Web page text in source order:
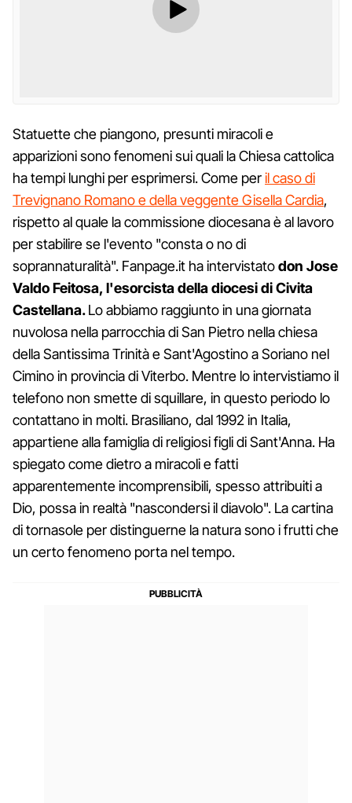
Statuette che piangono, presunti miracoli e
apparizioni sono fenomeni sui quali la Chiesa cattolica
ha tempi lunghi per esprimersi. Come peril caso di
Trevignano Romano e della veggente Gisella Cardia,
rispetto al quale la commissione diocesana è al lavoro
per stabilire se l'evento "consta o no di
soprannaturalità". Fanpage.it ha intervistatodon Jose
Valdo Feitosa, l'esorcista della diocesi di Civita
Castellana.Lo abbiamo raggiunto in una giornata
nuvolosa nella parrocchia di San Pietro nella chiesa
della Santissima Trinità e Sant'Agostino a Soriano nel
Cimino in provincia di Viterbo. Mentre lo intervistiamo il
telefono non smette di squillare, in questo periodo lo
contattano in molti. Brasiliano, dal 1992 in Italia,
appartiene alla famiglia di religiosi figli di Sant'Anna. Ha
spiegato come dietro a miracoli e fatti
apparentemente incomprensibili, spesso attribuiti a
Dio, possa in realtà "nascondersi il diavolo". La cartina
di tornasole per distinguerne la natura sono i frutti che
un certo fenomeno porta nel tempo.